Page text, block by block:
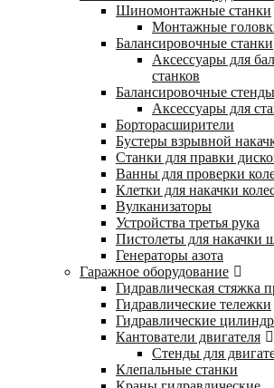
Шиномонтажные станки
Монтажные
Балансировочные станки
Аксессуары для
станков
Балансировочные стенды
Аксессуары для
Борторасширители
Бустеры взрывной
Станки для правки
Ванны для проверки
Клетки для накачки
Вулканизаторы
Устройства третья рука
Пистолеты для накачки
Генераторы азота
Гаражное оборудование
Гидравлическая стяжка
Гидравлические тележки
Гидравлические
Кантователи двигателя
Стенды для
Клепальные станки